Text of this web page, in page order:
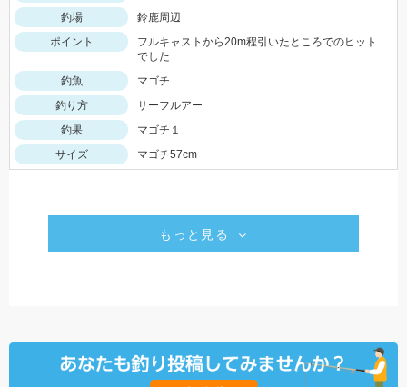
釣場
鈴鹿周辺
ポイント
フルキャストから20m程引いたところでのヒット
でした
釣魚
マゴチ
釣り方
サーフルアー
釣果
マゴチ１
サイズ
マゴチ57cm
もっと見る